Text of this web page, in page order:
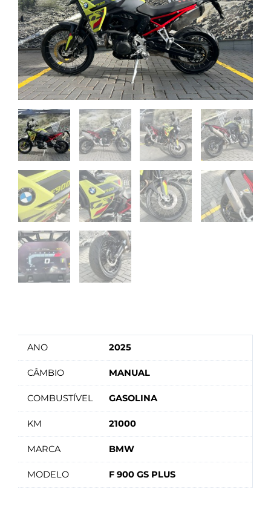
ANO 2025
CÂMBIO MANUAL
COMBUSTÍVEL GASOLINA
KM 21000
MARCA BMW
MODELO F 900 GS PLUS